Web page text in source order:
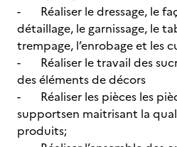
- Réaliser le dressage, le
détaillage, le garnissage, le
trempage, l’enrobage et les
- Réaliser le travail des
des éléments de décors
- Réaliser les pièces les
supportsen maitrisant la
produits;